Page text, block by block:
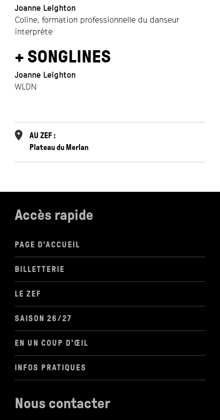
Joanne Leighton
Coline, formation professionnelle du danseur
interprète
+ SONGLINES
Joanne Leighton
WLDN
AU ZEF :
Plateau du Merlan
Accès rapide
PAGE D'ACCUEIL
BILLETTERIE
LE ZEF
SAISON 26/27
EN UN COUP D'ŒIL
INFOS PRATIQUES
Nous contacter